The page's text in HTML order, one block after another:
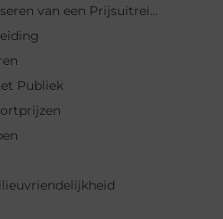
Tips voor het Organiseren van een Prijsuitreiking
Publiek